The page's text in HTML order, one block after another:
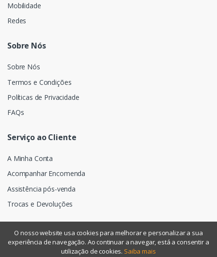
Mobilidade
Redes
Sobre Nós
Sobre Nós
Termos e Condições
Políticas de Privacidade
FAQs
Serviço ao Cliente
A Minha Conta
Acompanhar Encomenda
Assistência pós-venda
Trocas e Devoluções
©Assismática- Todos os direitos reservados
O nosso website usa cookies para melhorar e personalizar a sua
experiência de navegação. Ao continuar a navegar, está a consentir a
utilização de cookies. Saiba mais